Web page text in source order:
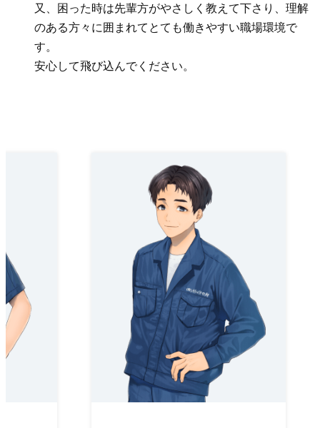
又、困った時は先輩方がやさしく教えて下さり、理解
のある方々に囲まれてとても働きやすい職場環境で
す。
安心して飛び込んでください。